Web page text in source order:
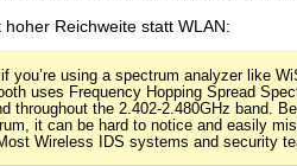
Reichweite statt WLAN:
you’re using a spectrum analyzer like
uses Frequency Hopping Spread
throughout the 2.402-2.480GHz band.
it can be hard to notice and easily
Wireless IDS systems and security